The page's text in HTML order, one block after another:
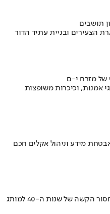
הצעירים ובניית עתיד הדור
של מזרח י-ם
אמנות, וכיכרות משופצות
מידע וניהול אקלים חכם
איך אסם הפכה את תקופת הצנע והמחסור הקשה של שנות ה-40 למותג